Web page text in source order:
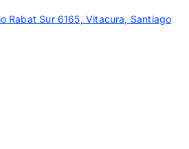
Rabat Sur 6165, Vitacura, Santiago